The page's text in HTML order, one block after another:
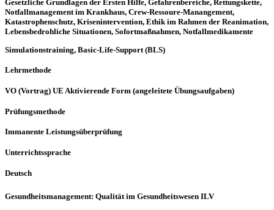
Gesetzliche Grundlagen der Ersten Hilfe, Gefahrenbereiche, Rettungskette,
Notfallmanagement im Krankhaus, Crew-Ressoure-Manangement,
Katastrophenschutz, Krisenintervention, Ethik im Rahmen der Reanimation,
Lebensbedrohliche Situationen, Sofortmaßnahmen, Notfallmedikamente
Simulationstraining, Basic-Life-Support (BLS)
Lehrmethode
VO (Vortrag) UE Aktivierende Form (angeleitete Übungsaufgaben)
Prüfungsmethode
Immanente Leistungsüberprüfung
Unterrichtssprache
Deutsch
Gesundheitsmanagement: Qualität im Gesundheitswesen ILV